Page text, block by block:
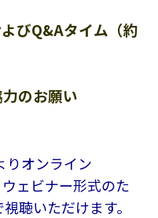
よびQ&Aタイム（約
のお願い
オンライン
ウェビナー形式のた
聴いただけます。